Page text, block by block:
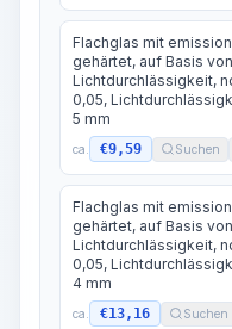
Flachglas mit
gehärtet, auf Basis
Lichtdurchlässigkeit,
0,05,
5 mm
ca. €9,59 Suchen
Flachglas mit
gehärtet, auf Basis
Lichtdurchlässigkeit,
0,05,
4 mm
ca. €13,16 Suchen